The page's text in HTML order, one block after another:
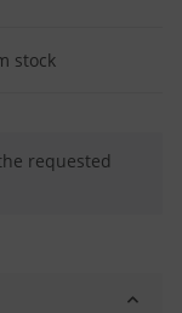
stock
requested